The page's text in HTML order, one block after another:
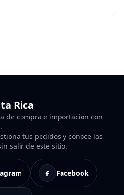
Rica
de compra e importación con
tus pedidos y conoce las
salir de este sitio.
Facebook